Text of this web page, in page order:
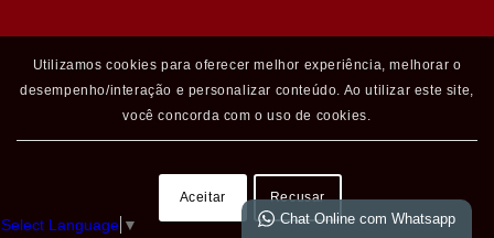
Utilizamos cookies para oferecer melhor experiência, melhorar o
desempenho/interação e personalizar conteúdo. Ao utilizar este site,
você concorda com o uso de cookies.
Aceitar Recusar
Chat Online com Whatsapp
Select Language ▼